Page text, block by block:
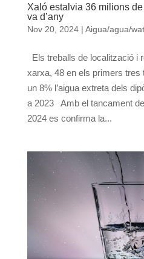
Xaló estalvia 36 milions
va d’any
Nov 20, 2024| Aigua/agua/
Els treballs de localització i
xarxa, 48 en els primers tres
un 8% l’aigua extreta dels
a 2023 Amb el tancament
2024 es confirma la...